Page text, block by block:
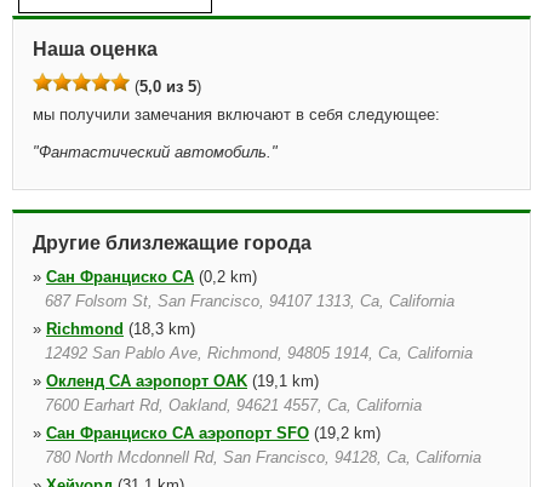
Наша оценка
(5,0 из 5)
мы получили замечания включают в себя следующее:
"Фантастический автомобиль. "
Другие близлежащие города
» Сан Франциско CA (0,2 km)
687 Folsom St, San Francisco, 94107 1313, Ca, California
» Richmond (18,3 km)
12492 San Pablo Ave, Richmond, 94805 1914, Ca, California
» Окленд CA аэропорт OAK (19,1 km)
7600 Earhart Rd, Oakland, 94621 4557, Ca, California
» Сан Франциско CA аэропорт SFO (19,2 km)
780 North Mcdonnell Rd, San Francisco, 94128, Ca, California